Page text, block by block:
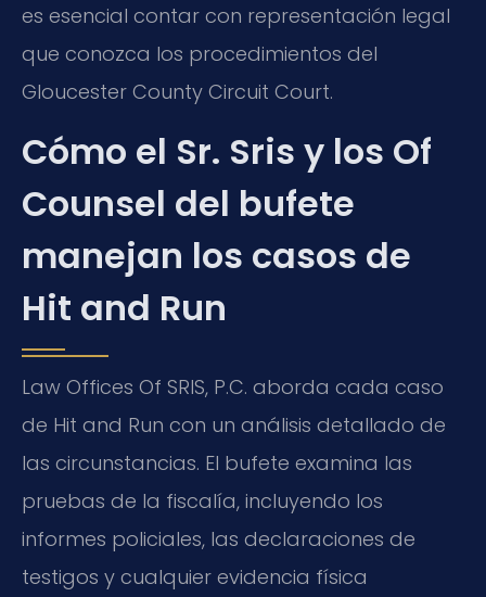
es esencial contar con representación legal
que conozca los procedimientos del
Gloucester County Circuit Court.
Cómo el Sr. Sris y los Of
Counsel del bufete
manejan los casos de
Hit and Run
Law Offices Of SRIS, P.C. aborda cada caso
de Hit and Run con un análisis detallado de
las circunstancias. El bufete examina las
pruebas de la fiscalía, incluyendo los
informes policiales, las declaraciones de
testigos y cualquier evidencia física